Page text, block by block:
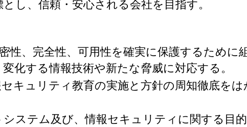
し、信頼・安心される会社を目指す。
性、完全性、可用性を確実に保護するために
化する情報技術や新たな脅威に対応する。
キュリティ教育の実施と方針の周知徹底を
ステム及び、情報セキュリティに関する目